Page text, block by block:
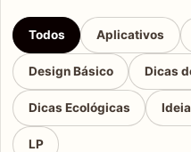
Todos Aplicativos
Design Básico Dicas
Dicas Ecológicas
LP